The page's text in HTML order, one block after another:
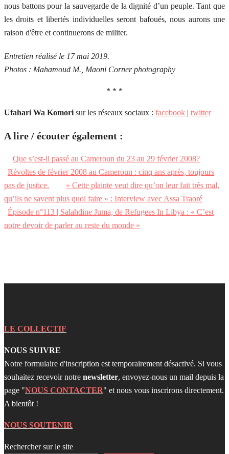
nous battons pour la sauvegarde de la dignité d’un peuple. Tant que
les droits et libertés individuelles seront bafoués, nous aurons une
raison d'être et continuerons de militer.
Entretien réalisé le 17 mai 2019.
Photos : Mahamoud M., Maoni Corner photography
* * *
Ufahari Wa Komori sur les réseaux sociaux : facebook | twitter
A lire / écouter également :
Que s’est-il passé au Cameroun du 23 au 29 février 2008?
Révoltes de février 2008 au Cameroun : cinq ans après, toujours
pas de justice.
« Cette plainte veut dire qu’on leur fait très mal,
qu’ils ne savent plus quoi faire » : Interview avec Assa Traoré
Épisode n°113 | Salahdine Juma, de Refugees In Libya : « C’est
notre devoir de parler au reste du monde »
LE COLLECTIF
NOUS SUIVRE
Notre formulaire d'inscription est temporairement désactivé. Si vous
souhaitez recevoir notre newsletter, envoyez-nous un mail depuis la
page "NOUS CONTACTER" et nous vous inscrirons directement.
A bientôt !
NOUS SOUTENIR
Rechercher sur le site